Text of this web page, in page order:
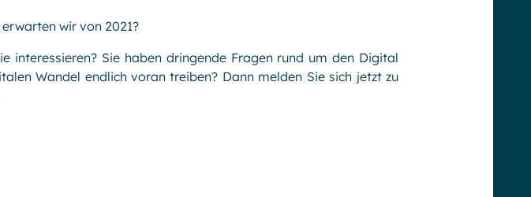
wir von 2021?
interessieren? Sie haben dringende Fragen rund um den Digital
Wandel endlich voran treiben? Dann melden Sie sich jetzt zu